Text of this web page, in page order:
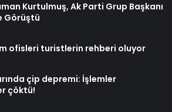
Kurtulmuş, Ak Parti Grup Başkanı
Görüştü
ofisleri turistlerin rehberi oluyor
çip depremi: İşlemler
çöktü!